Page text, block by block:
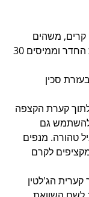
קרים, משהים
סכין
לתוך קערת הקצפה
גם
טהורה. מנפים
לקרם
הג'לטין